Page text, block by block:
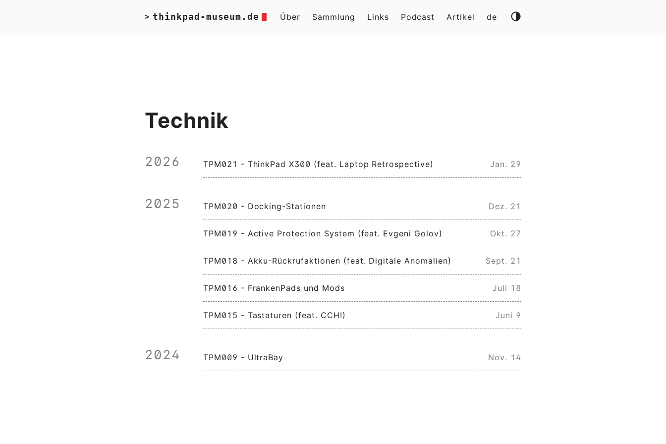
> thinkpad-museum.de Über Sammlung Links Podcast Artikel de
Technik
2026 TPM021 - ThinkPad X300 (feat. Laptop Retrospective) Jan. 29
2025 TPM020 - Docking-Stationen Dez. 21
TPM019 - Active Protection System (feat. Evgeni Golov) Okt. 27
TPM018 - Akku-Rückrufaktionen (feat. Digitale Anomalien) Sept. 21
TPM016 - FrankenPads und Mods Juli 18
TPM015 - Tastaturen (feat. CCH!) Juni 9
2024 TPM009 - UltraBay Nov. 14